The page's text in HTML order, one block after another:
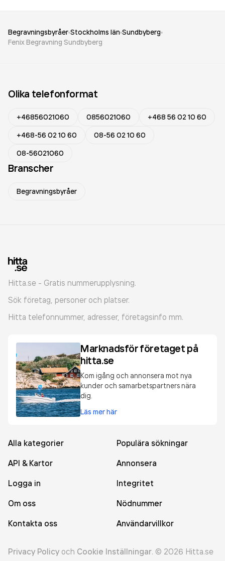
Begravningsbyråer Stockholms län Sundbyberg
Fenix Begravning Sundbyberg
Olika telefonformat
+46856021060 0856021060
+468 56 02 10 60
+468-56 02 10 60
08-56 02 10 60
08-56021060
Branscher
Begravningsbyråer
Hitta.se - Gratis nummerupplysning.
Sök företag, personer och platser.
Hitta telefonnummer, adresser, företagsinfo mm.
Marknadsför företaget på
hitta.se
Kom igång och annonsera mot nya
kunder och samarbetspartners nära
dig.
Läs mer här
Alla kategorier
Populära sökningar
API & Kartor
Annonsera
Logga in
Integritet
Om oss
Nödnummer
Kontakta oss
Användarvillkor
Privacy Policy och Cookie Inställningar. © 2026 Hitta.se